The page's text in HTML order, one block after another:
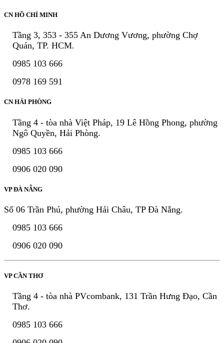
CN HỒ CHÍ MINH
Tầng 3, 353 - 355 An Dương Vương, phường Chợ
Quán, TP. HCM.
0985 103 666
0978 169 591
CN HẢI PHÒNG
Tầng 4 - tòa nhà Việt Pháp, 19 Lê Hồng Phong, phường
Ngô Quyền, Hải Phòng.
0985 103 666
0906 020 090
VP ĐÀ NẴNG
Số 06 Trần Phú, phường Hải Châu, TP Đà Nẵng.
0985 103 666
0906 020 090
VP CẦN THƠ
Tầng 4 - tòa nhà PVcombank, 131 Trần Hưng Đạo, Cần
Thơ.
0985 103 666